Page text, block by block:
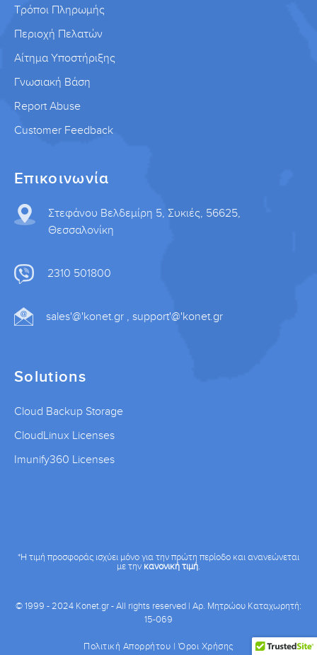
Τρόποι Πληρωμής
Περιοχή Πελατών
Αίτημα Υποστήριξης
Γνωσιακή Βάση
Report Abuse
Customer Feedback
Επικοινωνία
Στεφάνου Βελδεμίρη 5, Συκιές, 56625,
Θεσσαλονίκη
2310 501800
sales'@'konet.gr , support'@'konet.gr
Solutions
Cloud Backup Storage
CloudLinux Licenses
Imunify360 Licenses
*Η τιμή προσφοράς ισχύει μόνο για την πρώτη περίοδο και ανανεώνεται
με τηνκανονική τιμή
© 1999 - 2024 Konet.gr - All rights reserved | Αρ. Μητρώου Καταχωρητή:
15-069
Πολιτική Απορρήτου |Όροι Χρήσης